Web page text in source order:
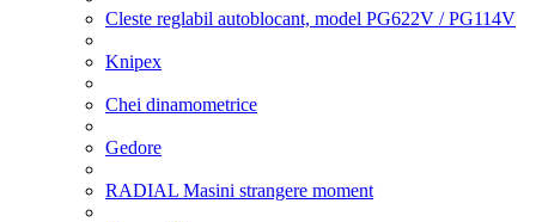
Cleste reglabil autoblocant, model PG622V / PG114V
Knipex
Chei dinamometrice
Gedore
RADIAL Masini strangere moment